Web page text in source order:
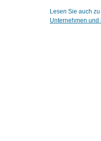
Lesen Sie auch
Unternehmen